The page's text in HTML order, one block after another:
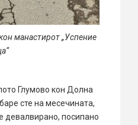
манастирот „Успение
Глумово кон Долна
сте на месечината,
девалвирано, посипано